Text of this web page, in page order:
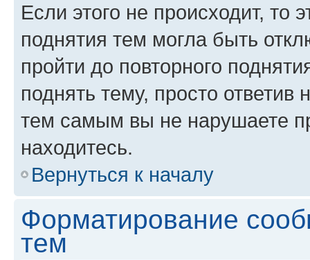
Если этого не происходит, то
поднятия тем могла быть
пройти до повторного
поднять тему, просто ответив
тем самым вы не нарушаете
находитесь.
Вернуться к началу
Форматирование
тем